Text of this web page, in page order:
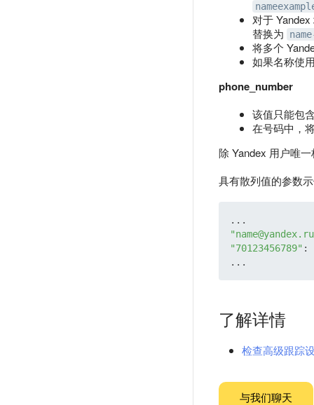
对于
替换为
将多个
如果名称使
phone_number
该值只能包
在号码中，
除 Yandex 用户唯
具有散列值的参数
"70123456789" :
了解详情
检查高级跟踪
与我们聊天